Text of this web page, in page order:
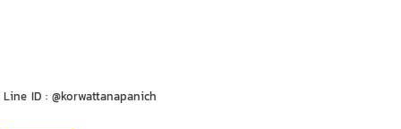
Line ID : @korwattanapanich